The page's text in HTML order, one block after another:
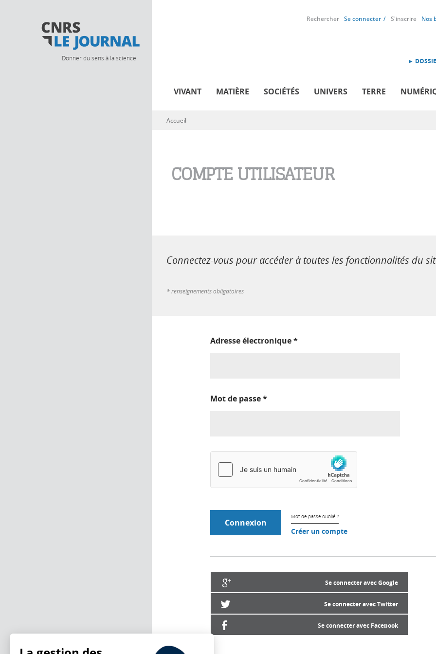
Donner du sens à la science
Rechercher Se connecter S'inscrire Nos
►
VIVANT MATIÈRE SOCIÉTÉS UNIVERS TERRE
Vous êtes ici
Accueil
COMPTE UTILISATEUR
Connectez-vous pour accéder à toutes les fonctionnalités du
* renseignements obligatoires
Adresse électronique*
Mot de passe*
Mot de passe oublié ?
Créer un compte
Se connecter avec Google
Se connecter avec Twitter
Se connecter avec Facebook